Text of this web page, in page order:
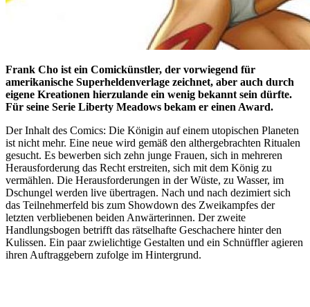
Frank Cho ist ein Comickünstler, der vorwiegend für
amerikanische Superheldenverlage zeichnet, aber auch durch
eigene Kreationen hierzulande ein wenig bekannt sein dürfte.
Für seine Serie Liberty Meadows bekam er einen Award.
Der Inhalt des Comics: Die Königin auf einem utopischen Planeten
ist nicht mehr. Eine neue wird gemäß den althergebrachten Ritualen
gesucht. Es bewerben sich zehn junge Frauen, sich in mehreren
Herausforderung das Recht erstreiten, sich mit dem König zu
vermählen. Die Herausforderungen in der Wüste, zu Wasser, im
Dschungel werden live übertragen. Nach und nach dezimiert sich
das Teilnehmerfeld bis zum Showdown des Zweikampfes der
letzten verbliebenen beiden Anwärterinnen. Der zweite
Handlungsbogen betrifft das rätselhafte Geschachere hinter den
Kulissen. Ein paar zwielichtige Gestalten und ein Schnüffler agieren
ihren Auftraggebern zufolge im Hintergrund.